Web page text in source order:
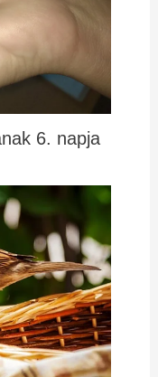
6. napja